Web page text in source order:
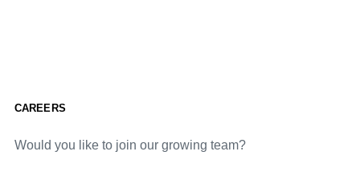
CAREERS
Would you like to join our growing team?